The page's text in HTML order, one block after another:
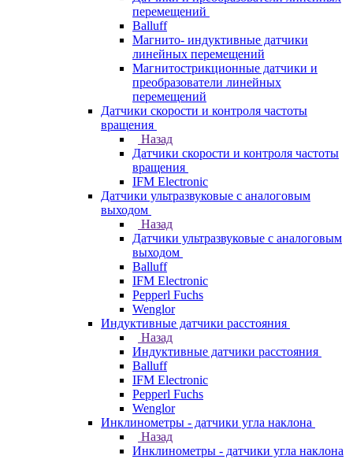
перемещений
Balluff
Магнито- индуктивные датчики
линейных перемещений
Магнитострикционные датчики и
преобразователи линейных
перемещений
Датчики скорости и контроля частоты
вращения
Назад
Датчики скорости и контроля частоты
вращения
IFM Electronic
Датчики ультразвуковые с аналоговым
выходом
Назад
Датчики ультразвуковые с аналоговым
выходом
Balluff
IFM Electronic
Pepperl Fuchs
Wenglor
Индуктивные датчики расстояния
Назад
Индуктивные датчики расстояния
Balluff
IFM Electronic
Pepperl Fuchs
Wenglor
Инклинометры - датчики угла наклона
Назад
Инклинометры - датчики угла наклона